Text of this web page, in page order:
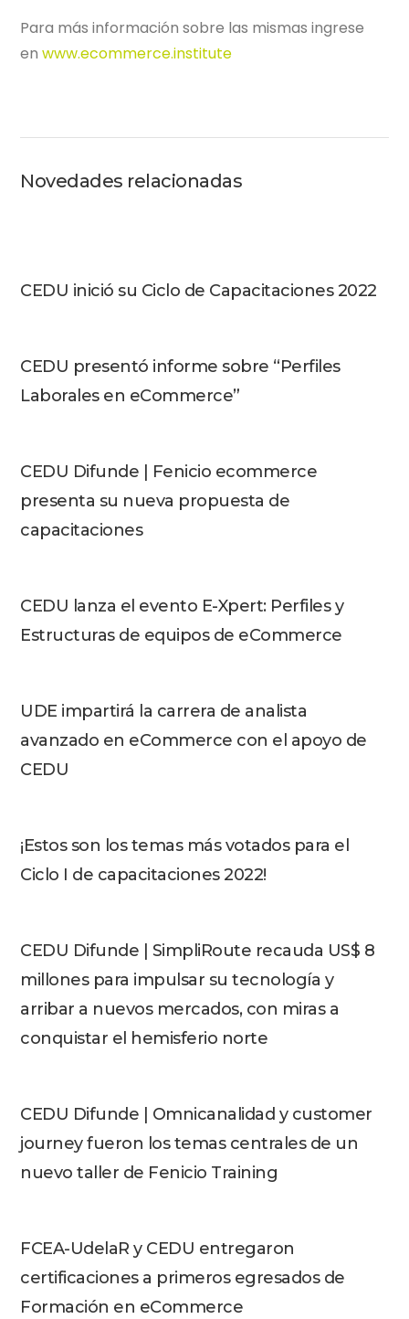
Para más información sobre las mismas ingrese
en www.ecommerce.institute
Novedades relacionadas
CEDU inició su Ciclo de Capacitaciones 2022
CEDU presentó informe sobre “Perfiles
Laborales en eCommerce”
CEDU Difunde | Fenicio ecommerce
presenta su nueva propuesta de
capacitaciones
CEDU lanza el evento E-Xpert: Perfiles y
Estructuras de equipos de eCommerce
UDE impartirá la carrera de analista
avanzado en eCommerce con el apoyo de
CEDU
¡Estos son los temas más votados para el
Ciclo I de capacitaciones 2022!
CEDU Difunde | SimpliRoute recauda US$ 8
millones para impulsar su tecnología y
arribar a nuevos mercados, con miras a
conquistar el hemisferio norte
CEDU Difunde | Omnicanalidad y customer
journey fueron los temas centrales de un
nuevo taller de Fenicio Training
FCEA-UdelaR y CEDU entregaron
certificaciones a primeros egresados de
Formación en eCommerce